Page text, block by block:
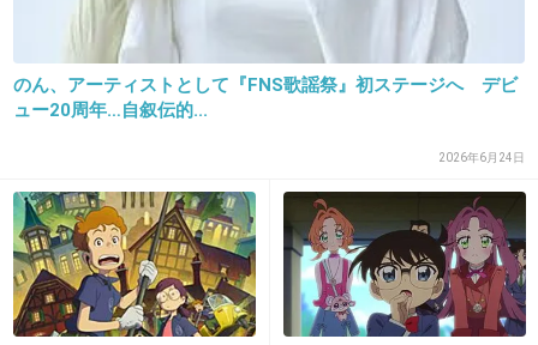
キャスターに向くのかな？
27. 匿名2016/07/19(火) 13:07:19
違うチャンネルでもやってるし、別に関係ない
かな。
+146 -3
のん、アーティストとして『FNS歌謡祭』初ステージへ デビ
ュー20周年…自叙伝的...
2026年6月24日